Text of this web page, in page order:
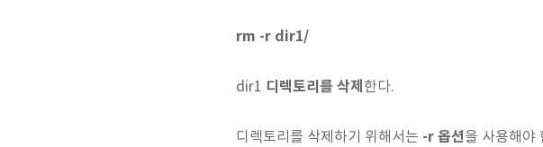
rm -r dir1/
dir1 디렉토리를 삭제 한다.
디렉토리를 삭제하기 위해서는 -r 옵션을 사용해야